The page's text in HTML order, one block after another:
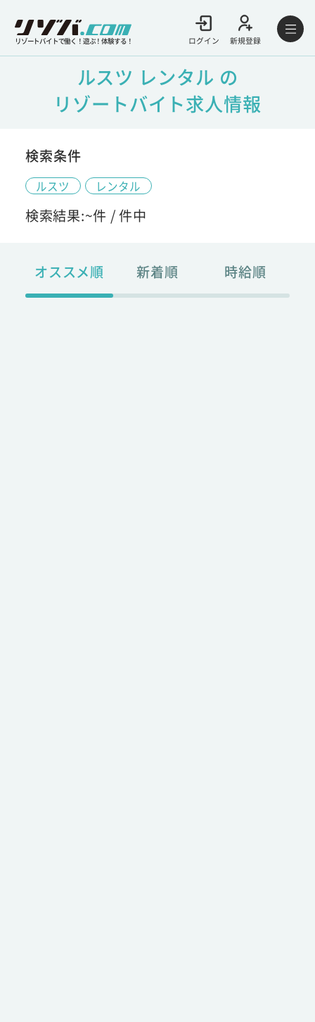
リゾートバイトで働く！遊ぶ！体験する！ ログイン 新規登録
ルスツ レンタル の
リゾートバイト求人情報
検索条件
ルスツ レンタル
検索結果:~件 /件中
オススメ順 新着順 時給順